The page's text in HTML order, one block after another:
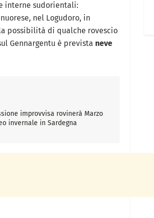
interne sudorientali:
nel Logudoro, in
possibilità di qualche rovescio
Gennargentu è prevista neve
improvvisa rovinerà Marzo
invernale in Sardegna